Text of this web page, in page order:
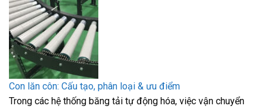
Con lăn côn: Cấu tạo, phân loại & ưu điểm
Trong các hệ thống băng tải tự động hóa, việc vận chuyển